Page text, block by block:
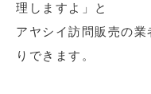
理しますよ」と
アヤシイ訪問販売の
りできます。